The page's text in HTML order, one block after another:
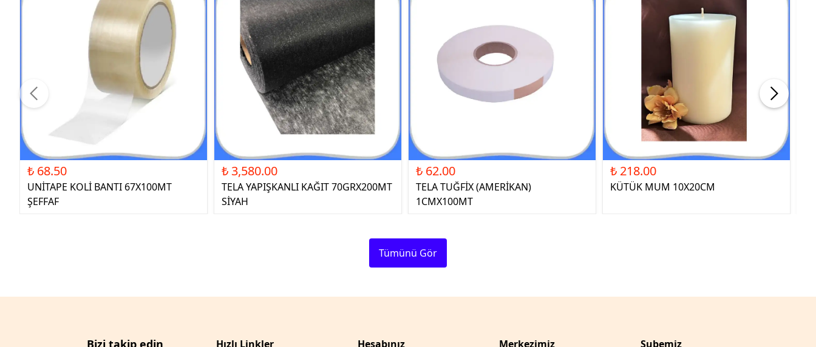
₺ 68.50
UNİTAPE KOLİ BANTI 67X100MT
ŞEFFAF
₺ 3,580.00
TELA YAPIŞKANLI KAĞIT 70GRX200MT
SİYAH
₺ 62.00
TELA TUĞFİX (AMERİKAN)
1CMX100MT
₺ 218.00
KÜTÜK MUM 10X20CM
Tümünü Gör
Bizi takip edin Hızlı Linkler Hesabınız Merkezimiz Şubemiz